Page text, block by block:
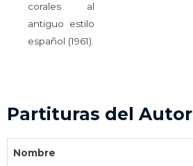
corales al
antiguo estilo
español (1961).
Partituras del Autor
Nombre